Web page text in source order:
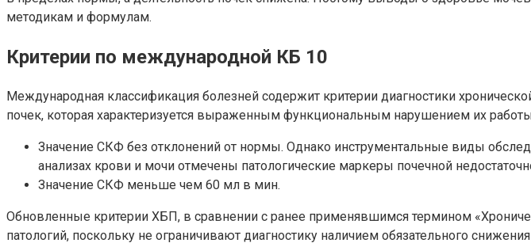
методикам и формулам.
Критерии по международной КБ 10
Международная классификация болезней содержит критерии диагностики
почек, которая характеризуется выраженным функциональным нарушением их
Значение СКФ без отклонений от нормы. Однако инструментальные виды
анализах крови и мочи отмечены патологические маркеры почечной
Значение СКФ меньше чем 60 мл в мин.
Обновленные критерии ХБП, в сравнении с ранее применявшимся термином
патологий, поскольку не ограничивают диагностику наличием обязательного